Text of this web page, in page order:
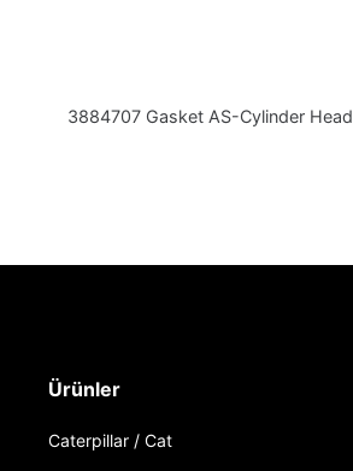
3884707 Gasket AS-Cylinder Head
Ürünler
Caterpillar / Cat